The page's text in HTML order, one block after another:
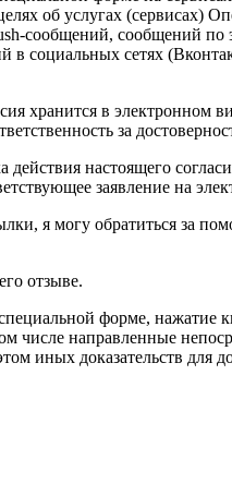
об услугах (сервисах)
сообщений, сообщений по
в социальных сетях
хранится в электронном
за
настоящего
заявление на
я могу обратиться за
отзыве.
форме, нажатие
направленные
иных доказательств